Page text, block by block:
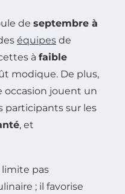
de septembre à
équipes de
à faible
modique. De plus,
occasion jouent un
participants sur les
, et
limite pas
; il favorise